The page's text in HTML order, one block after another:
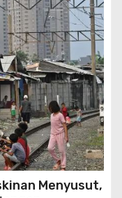
Menyusut,